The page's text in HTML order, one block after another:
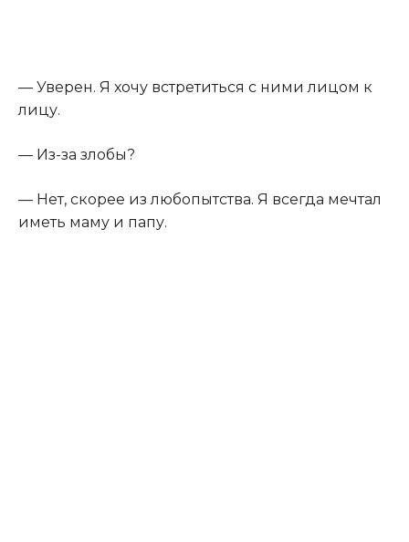
— Уверен. Я хочу встретиться с ними лицом к
лицу.
— Из-за злобы?
— Нет, скорее из любопытства. Я всегда мечтал
иметь маму и папу.